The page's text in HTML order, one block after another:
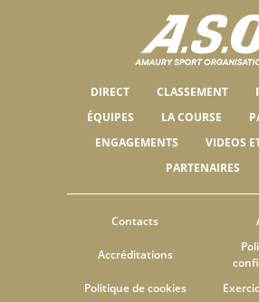
DIRECT CLASSEMENT
ÉQUIPES
LA COURSE
ENGAGEMENTS
VIDEOS
PARTENAIRES
Contacts
Accréditations
Politique de cookies